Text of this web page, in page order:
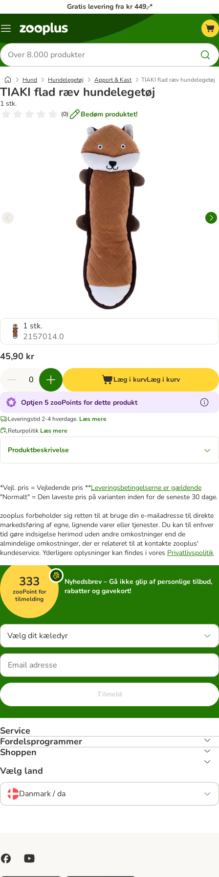
Gratis levering fra kr 449,-*
Menu
Søg
efter
produkter
Hund Hundelegetøj Apport & Kast TIAKI flad ræv hundelegetøj
TIAKI flad ræv hundelegetøj
1 stk.
(0) Bedøm produktet!
1 stk.
2157014.0
45,90 kr
Læg i kurvLæg i kurv
Optjen 5 zooPoints for dette produkt
Leveringstid 2-4 hverdage. Læs mere
Returpolitik Læs mere
Produktbeskrivelse
*Vejl. pris = Vejledende pris **Leveringsbetingelserne er gældende
"Normalt" = Den laveste pris på varianten inden for de seneste 30 dage.
zooplus forbeholder sig retten til at bruge din e-mailadresse til direkte
markedsføring af egne, lignende varer eller tjenester. Du kan til enhver
tid gøre indsigelse herimod uden andre omkostninger end de
almindelige omkostninger, der er relateret til at kontakte zooplus'
kundeservice. Yderligere oplysninger kan findes i vores Privatlivspolitik
333
zooPoint for
tilmelding
Nyhedsbrev – Gå ikke glip af personlige tilbud,
rabatter og gavekort!
Vælg dit kæledyr
Tilmeld
Service
Fordelsprogrammer
Shoppen
Vælg land
Danmark / da